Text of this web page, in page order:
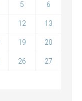
5 6
12 13
19 20
26 27